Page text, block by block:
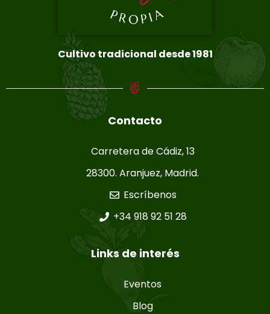
Cultivo tradicional desde 1981
Contacto
Carretera de Cádiz, 13
28300. Aranjuez, Madrid.
Escríbenos
+34 918 92 51 28
Links de interés
Eventos
Blog